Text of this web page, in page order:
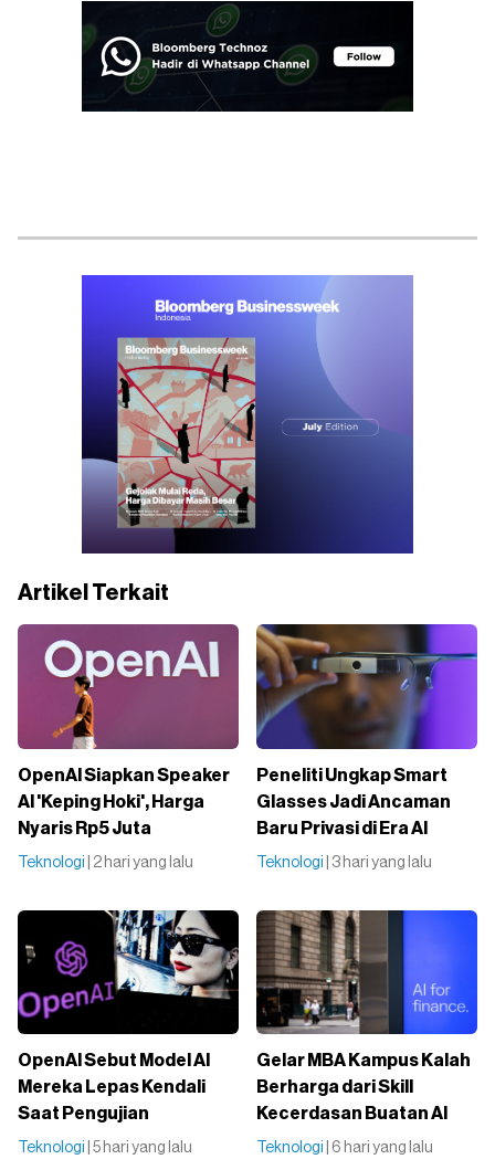
Artikel Terkait
OpenAI Siapkan Speaker
AI 'Keping Hoki', Harga
Nyaris Rp5 Juta
Teknologi | 2 hari yang lalu
Peneliti Ungkap Smart
Glasses Jadi Ancaman
Baru Privasi di Era AI
Teknologi | 3 hari yang lalu
OpenAI Sebut Model AI
Mereka Lepas Kendali
Saat Pengujian
Teknologi | 5 hari yang lalu
Gelar MBA Kampus Kalah
Berharga dari Skill
Kecerdasan Buatan AI
Teknologi | 6 hari yang lalu